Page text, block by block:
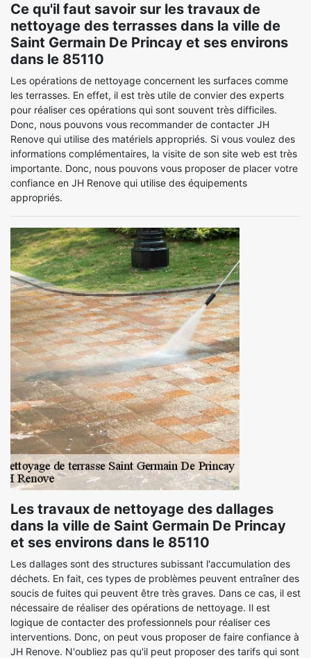
Ce qu'il faut savoir sur les travaux de
nettoyage des terrasses dans la ville de
Saint Germain De Princay et ses environs
dans le 85110
Les opérations de nettoyage concernent les surfaces comme
les terrasses. En effet, il est très utile de convier des experts
pour réaliser ces opérations qui sont souvent très difficiles.
Donc, nous pouvons vous recommander de contacter JH
Renove qui utilise des matériels appropriés. Si vous voulez des
informations complémentaires, la visite de son site web est très
importante. Donc, nous pouvons vous proposer de placer votre
confiance en JH Renove qui utilise des équipements
appropriés.
Les travaux de nettoyage des dallages
dans la ville de Saint Germain De Princay
et ses environs dans le 85110
Les dallages sont des structures subissant l'accumulation des
déchets. En fait, ces types de problèmes peuvent entraîner des
soucis de fuites qui peuvent être très graves. Dans ce cas, il est
nécessaire de réaliser des opérations de nettoyage. Il est
logique de contacter des professionnels pour réaliser ces
interventions. Donc, on peut vous proposer de faire confiance à
JH Renove. N'oubliez pas qu'il peut proposer des tarifs qui sont